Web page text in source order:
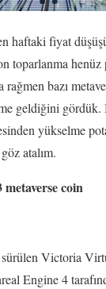
haftaki fiyat
toparlanma henüz
bazı
geldiğini gördük.
yükselme
atalım.
coin
sürülen Victoria
Engine 4